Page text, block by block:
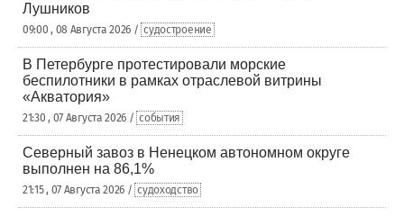
Лушников
09:00 , 08 Августа 2026 / судостроение
В Петербурге протестировали морские
беспилотники в рамках отраслевой витрины
«Акватория»
21:30 , 07 Августа 2026 / события
Северный завоз в Ненецком автономном округе
выполнен на 86,1%
21:15 , 07 Августа 2026 / судоходство